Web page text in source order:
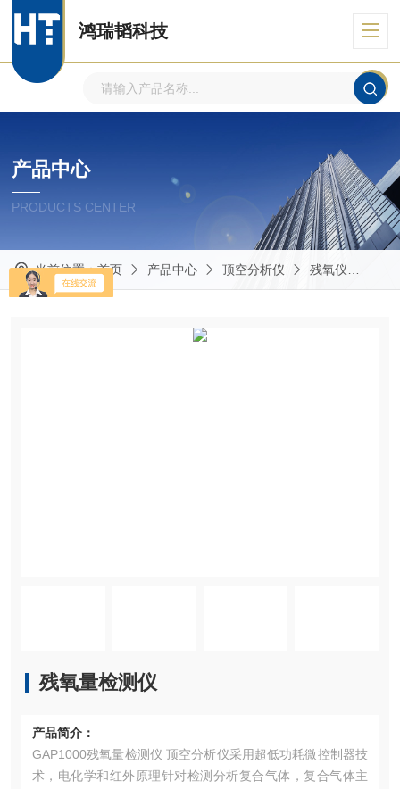
鸿瑞韬科技
产品中心
PRODUCTS CENTER
当前位置：首页 产品中心 顶空分析仪 残氧仪
残氧量检测仪
产品简介：
GAP1000残氧量检测仪 顶空分析仪采用超低功耗微控制器技
术，电化学和红外原理针对检测分析复合气体，复合气体主